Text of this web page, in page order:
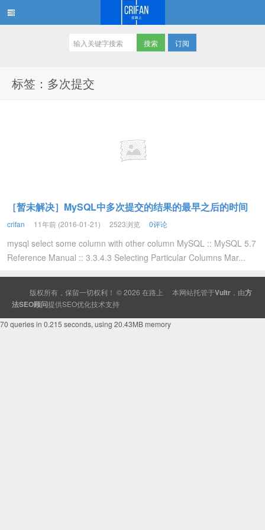
订阅
标签：多次提交
［暂未解决］MySQL中多次提交的结果的最早之后的时间
crifan 11年前 (2016-01-21) 2523浏览 0评论
mysql select some column with other column MySQL :: MySQL 5.7
Reference Manual :: 3.3.4.3 Selecting Particular Columns Mar...
版权所有，保留一切权利！ © 2026 在路上 本网站托管于Vultr ，由方
法SEO顾问提供SEO优化技术支持
70 queries in 0.215 seconds, using 20.43MB memory